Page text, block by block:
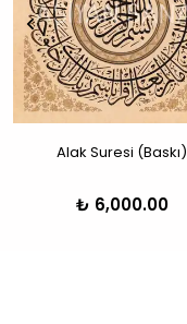
Alak Suresi (Baskı)
₺ 6,000.00